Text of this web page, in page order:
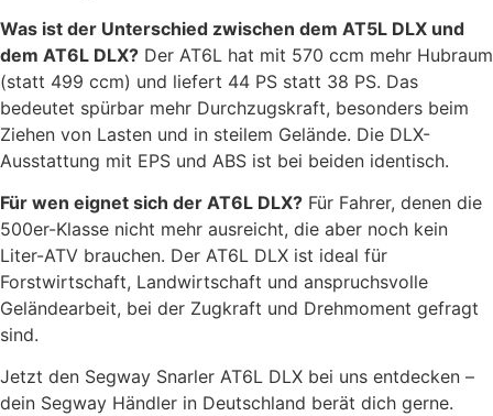
Was ist der Unterschied zwischen dem AT5L DLX und
dem AT6L DLX? Der AT6L hat mit 570 ccm mehr Hubraum
(statt 499 ccm) und liefert 44 PS statt 38 PS. Das
bedeutet spürbar mehr Durchzugskraft, besonders beim
Ziehen von Lasten und in steilem Gelände. Die DLX-
Ausstattung mit EPS und ABS ist bei beiden identisch.
Für wen eignet sich der AT6L DLX? Für Fahrer, denen die
500er-Klasse nicht mehr ausreicht, die aber noch kein
Liter-ATV brauchen. Der AT6L DLX ist ideal für
Forstwirtschaft, Landwirtschaft und anspruchsvolle
Geländearbeit, bei der Zugkraft und Drehmoment gefragt
sind.
Jetzt den Segway Snarler AT6L DLX bei uns entdecken –
dein Segway Händler in Deutschland berät dich gerne.